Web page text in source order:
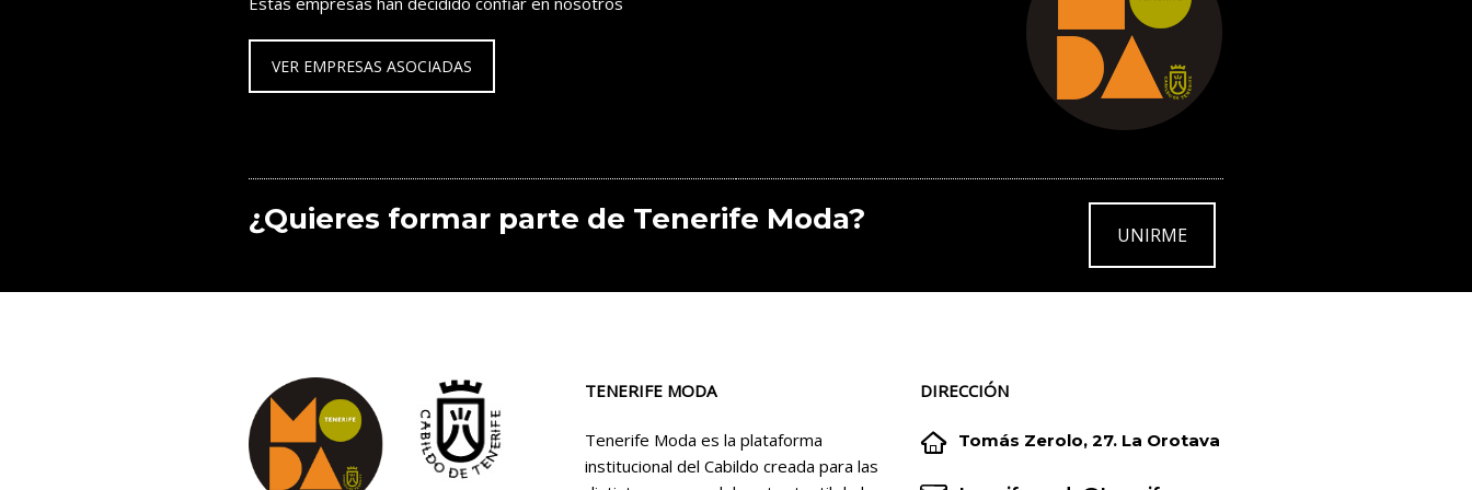
VER EMPRESAS ASOCIADAS
¿Quieres formar parte de Tenerife Moda? UNIRME
TENERIFE MODA
Tenerife Moda es la plataforma
institucional del Cabildo creada para las
DIRECCIÓN

 Tomás Zerolo, 27. La Orotava